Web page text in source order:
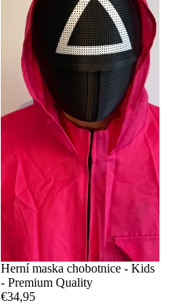
Herní maska chobotnice - Kids
- Premium Quality
€34,95